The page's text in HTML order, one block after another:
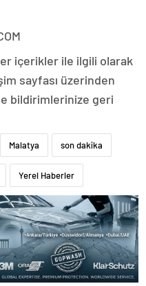
içerikler ile ilgili olarak
sayfası üzerinden
bildirimlerinize geri
Malatya son dakika
Yerel Haberler